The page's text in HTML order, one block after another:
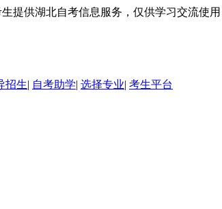
提供湖北自考信息服务，仅供学习交流使
招生| 自考助学| 选择专业| 考生平台